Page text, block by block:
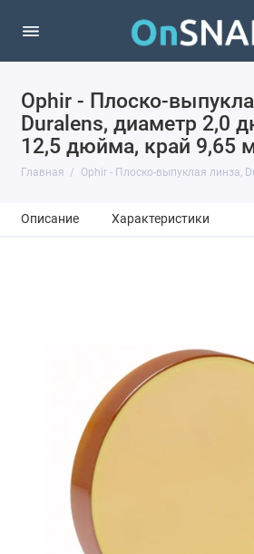
Ophir - Плоско-
Duralens, диаметр 2,0
12,5 дюйма, край 9,65
Главная Ophir - Плоско-выпуклая линза,
Описание Характеристики